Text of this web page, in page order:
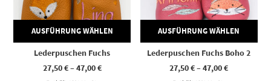
AUSFÜHRUNG WÄHLEN
Lederpuschen Fuchs
27,50€–47,00€Preisspanne:
AUSFÜHRUNG WÄHLEN
Lederpuschen Fuchs Boho 2
27,50€–47,00€